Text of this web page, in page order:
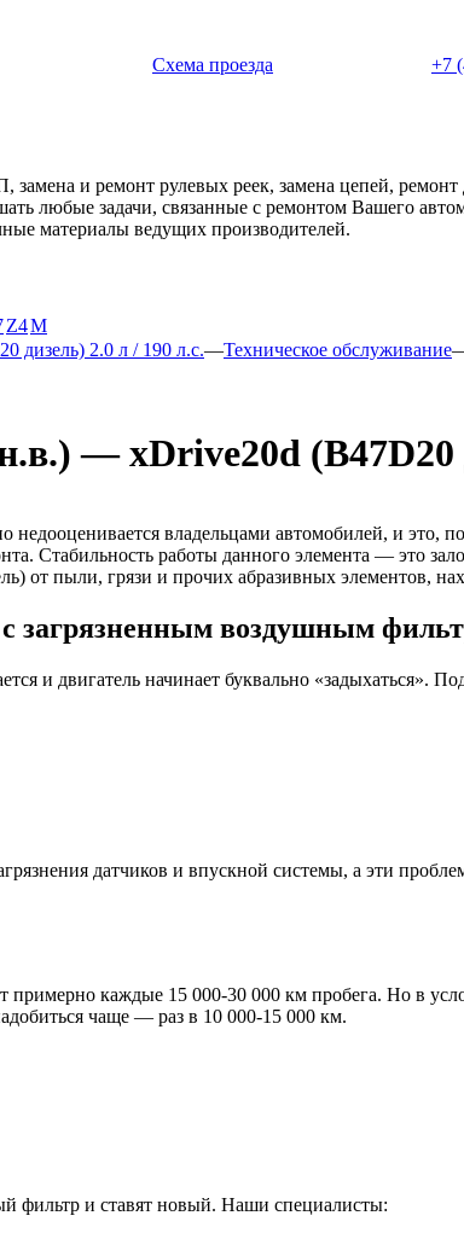
Схема проезда +7
и ремонт рулевых реек, замена цепей,
любые задачи, связанные с ремонтом Вашего
материалы ведущих производителей.
Z4М
дизель) 2.0 л / 190 л.с.—Техническое обслуживание
— xDrive20d (B47D20
недооценивается владельцами автомобилей, и это,
Стабильность работы данного элемента — это
от пыли, грязи и прочих абразивных элементов,
с загрязненным воздушным
и двигатель начинает буквально «задыхаться».
датчиков и впускной системы, а эти
каждые 15 000-30 000 км пробега. Но в
чаще — раз в 10 000-15 000 км.
фильтр и ставят новый. Наши специалисты: